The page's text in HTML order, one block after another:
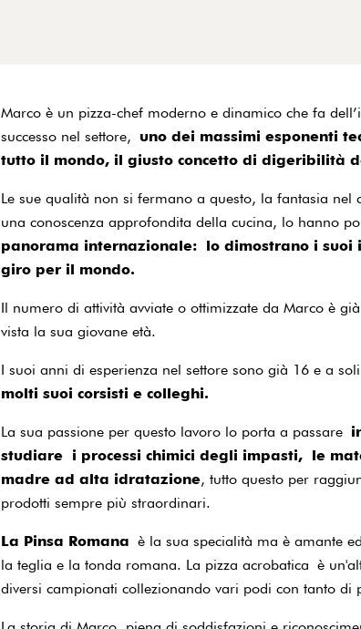
Marco è un pizza-chef moderno e dinamico che fa
successo nel settore, uno dei massimi esponenti
tutto il mondo, il giusto concetto di digeribilità
Le sue qualità non si fermano a questo, la fantasia nel
una conoscenza approfondita della cucina, lo hanno
panorama internazionale: lo dimostrano i suoi
giro per il mondo.
Il numero di attività avviate o ottimizzate da Marco è
vista la sua giovane età.
I suoi anni di esperienza nel settore sono già 16 e a
molti suoi corsisti e colleghi.
La sua passione per questo lavoro lo porta a passare
studiare i processi chimici degli impasti, le
madre ad alta idratazione, tutto questo per
prodotti sempre più straordinari.
La Pinsa Romana è la sua specialità ma è amante
la teglia e la tonda romana. La pizza acrobatica è
diversi campionati collezionando vari podi con tanto di